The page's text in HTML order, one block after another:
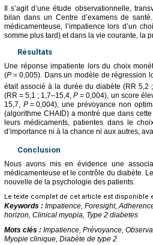
Il s’agit d’une étude observationnelle,
bilan dans un Centre d’examens de
médicamenteuse, l’impatience lors d’un
somme plus tard) et dans la vie courante, la
Résultats
Une réponse impatiente lors du choix
(P = 0,005). Dans un modèle de régression
était associé à la durée du diabète (RR
(RR = 5,1 ; 1,7–15,4,P = 0,004), un score
15,7, P = 0,004), une prévoyance non
(algorithme CHAID) a montré que dans
leurs médicaments, patientes dans le
d’importance ni à la chance ni aux autres,
Conclusion
Nous avons mis en évidence une
médicamenteuse et le contrôle du diabète.
nouvelle de la psychologie des patients.
Le texte complet de cet article est disponible
Keywords : Impatience, Foresight,
horizon, Clinical myopia, Type 2 diabetes
Mots clés : Impatience, Prévoyance,
Myopie clinique, Diabète de type 2